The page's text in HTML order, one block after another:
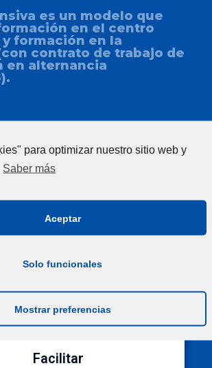
es un modelo que
en el centro
formación en la
contrato de trabajo de
en alternancia
Facilitar
para optimizar nuestro sitio web y
Saber más
Aceptar
Solo funcionales
Mostrar preferencias